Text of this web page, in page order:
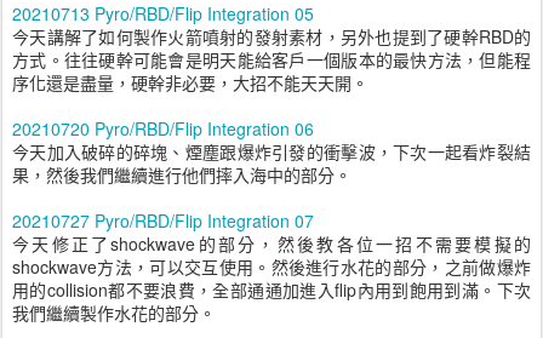
20210713 Pyro/RBD/Flip Integration 05
今天講解了如何製作火箭噴射的發射素材，另外也提到了硬幹RBD的
方式。往往硬幹可能會是明天能給客戶一個版本的最快方法，但能程
序化還是盡量，硬幹非必要，大招不能天天開。
20210720 Pyro/RBD/Flip Integration 06
今天加入破碎的碎塊、煙塵跟爆炸引發的衝擊波，下次一起看炸裂結
果，然後我們繼續進行他們摔入海中的部分。
20210727 Pyro/RBD/Flip Integration 07
今天修正了shockwave的部分，然後教各位一招不需要模擬的
shockwave方法，可以交互使用。然後進行水花的部分，之前做爆炸
用的collision都不要浪費，全部通通加進入flip內用到飽用到滿。下次
我們繼續製作水花的部分。